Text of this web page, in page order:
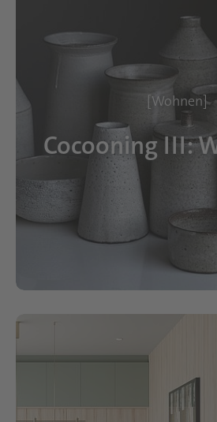
[Wohnen]
Cocooning III: